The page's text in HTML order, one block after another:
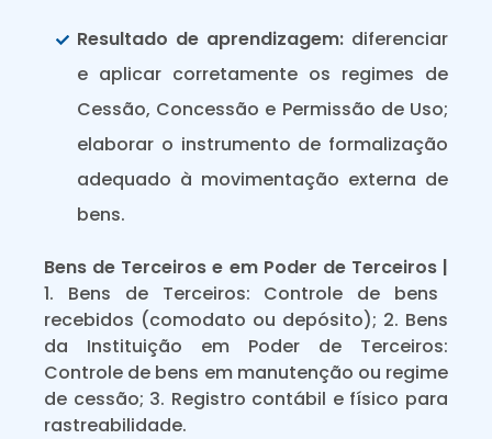
Resultado de aprendizagem: diferenciar
e aplicar corretamente os regimes de
Cessão, Concessão e Permissão de Uso;
elaborar o instrumento de formalização
adequado à movimentação externa de
bens.
Bens de Terceiros e em Poder de Terceiros |
1. Bens de Terceiros: Controle de bens
recebidos (comodato ou depósito); 2. Bens
da Instituição em Poder de Terceiros:
Controle de bens em manutenção ou regime
de cessão; 3. Registro contábil e físico para
rastreabilidade.